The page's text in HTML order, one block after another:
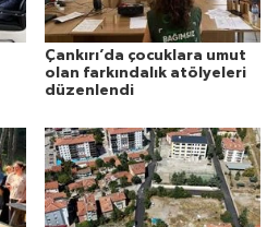
Çankırı’da çocuklara umut
olan farkındalık atölyeleri
düzenlendi